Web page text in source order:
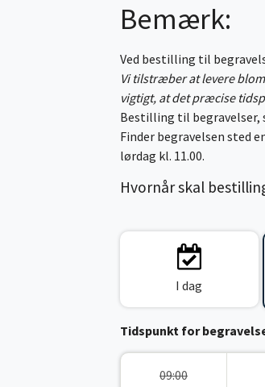
Bemærk:
Ved bestilling til
Vi tilstræber at levere
vigtigt, at det præcise
Bestilling til begravelser,
Finder begravelsen sted
lørdag kl. 11.00.
Hvornår skal
I dag
Tidspunkt for
09:00